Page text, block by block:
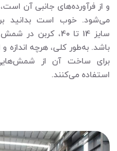
و از فرآورده‌های جانبی آن
می‌شود. خوب است بدانید
باشد. به‌طور کلی، هرچه اندازه
برای ساخت آن از
استفاده می‌کنند.